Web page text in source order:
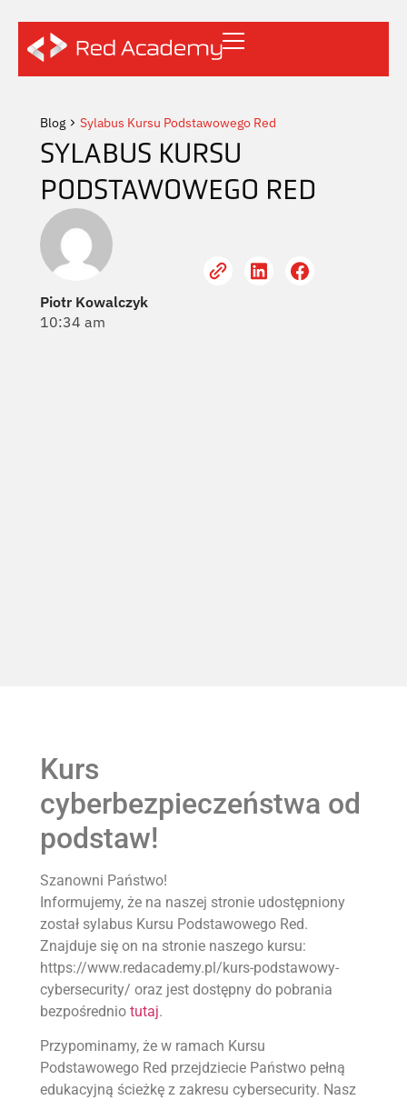
Blog Sylabus Kursu Podstawowego Red
SYLABUS KURSU
PODSTAWOWEGO RED
Piotr Kowalczyk
10:34 am
Kurs
cyberbezpieczeństwa od
podstaw!
Szanowni Państwo!
Informujemy, że na naszej stronie udostępniony
został sylabus Kursu Podstawowego Red.
Znajduje się on na stronie naszego kursu:
https://www.redacademy.pl/kurs-podstawowy-
cybersecurity/ oraz jest dostępny do pobrania
bezpośrednio tutaj.
Przypominamy, że w ramach Kursu
Podstawowego Red przejdziecie Państwo pełną
edukacyjną ścieżkę z zakresu cybersecurity. Nasz